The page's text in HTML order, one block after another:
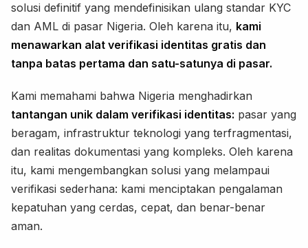
solusi definitif yang mendefinisikan ulang standar KYC
dan AML di pasar Nigeria. Oleh karena itu, kami
menawarkan alat verifikasi identitas gratis dan
tanpa batas pertama dan satu-satunya di pasar.
Kami memahami bahwa Nigeria menghadirkan
tantangan unik dalam verifikasi identitas: pasar yang
beragam, infrastruktur teknologi yang terfragmentasi,
dan realitas dokumentasi yang kompleks. Oleh karena
itu, kami mengembangkan solusi yang melampaui
verifikasi sederhana: kami menciptakan pengalaman
kepatuhan yang cerdas, cepat, dan benar-benar
aman.